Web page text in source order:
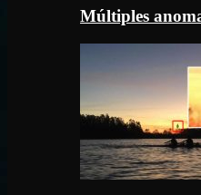
Múltiples